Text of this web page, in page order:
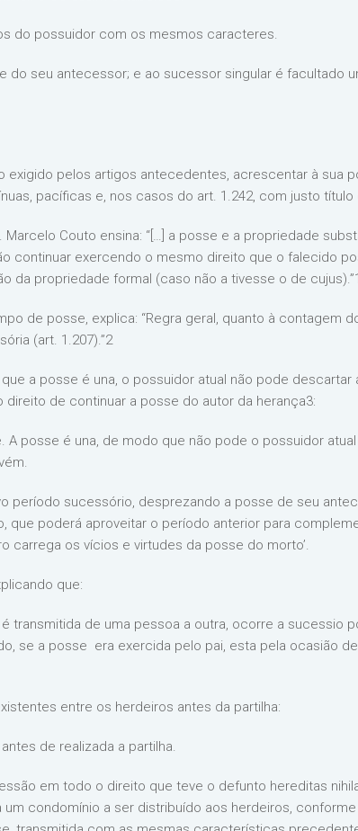
do possuidor com os mesmos caracteres.
do seu antecessor; e ao sucessor singular é facultado
exigido pelos artigos antecedentes, acrescentar à sua
pacíficas e, nos casos do art. 1.242, com justo título
Couto ensina: “[…] a posse e a propriedade
continuar exercendo o mesmo direito que o falecido
da propriedade formal (caso não a tivesse o de cujus).”1
de posse, explica: “Regra geral, quanto à contagem
(art. 1.207).”2
a posse é una, o possuidor atual não pode
de continuar a posse do autor da herança3:
posse é una, de modo que não pode o possuidor
período sucessório, desprezando a posse de seu
que poderá aproveitar o período anterior para
carrega os vícios e virtudes da posse do morto’.
que:
transmitida de uma pessoa a outra, ocorre a sucessio
se a posse era exercida pelo pai, esta pela ocasião
entre os herdeiros antes da partilha:
de realizada a partilha.
em todo o direito que teve o defunto hereditas
condomínio a ser distribuído aos herdeiros,